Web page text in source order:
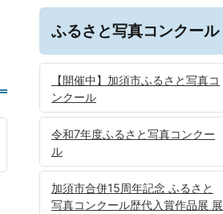
ふるさと写真コンクール
【開催中】加須市ふるさと写真コ
ンクール
令和7年度ふるさと写真コンクー
ル
加須市合併15周年記念 ふるさと
写真コンクール歴代入賞作品展 展